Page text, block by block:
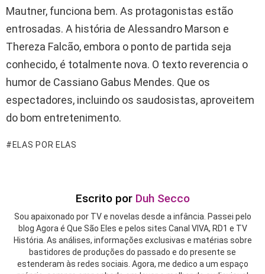
Mautner, funciona bem. As protagonistas estão
entrosadas. A história de Alessandro Marson e
Thereza Falcão, embora o ponto de partida seja
conhecido, é totalmente nova. O texto reverencia o
humor de Cassiano Gabus Mendes. Que os
espectadores, incluindo os saudosistas, aproveitem
do bom entretenimento.
ELAS POR ELAS
Escrito por Duh Secco
Sou apaixonado por TV e novelas desde a infância. Passei pelo
blog Agora é Que São Eles e pelos sites Canal VIVA, RD1 e TV
História. As análises, informações exclusivas e matérias sobre
bastidores de produções do passado e do presente se
estenderam às redes sociais. Agora, me dedico a um espaço